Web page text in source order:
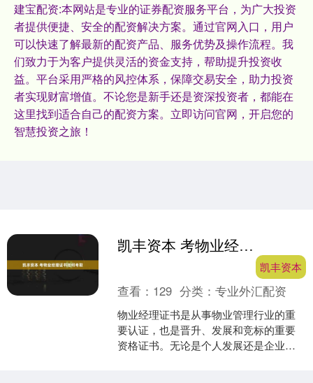
建宝配资:本网站是专业的证券配资服务平台，为广大投资
者提供便捷、安全的配资解决方案。通过官网入口，用户
可以快速了解最新的配资产品、服务优势及操作流程。我
们致力于为客户提供灵活的资金支持，帮助提升投资收
益。平台采用严格的风控体系，保障交易安全，助力投资
者实现财富增值。不论您是新手还是资深投资者，都能在
这里找到适合自己的配资方案。立即访问官网，开启您的
智慧投资之旅！
凯丰资本 考物业经理证书如何考取
凯丰资本
查看： 129 分类：专业外汇配资
物业经理证书是从事物业管理行业的重
要认证，也是晋升、发展和竞标的重要
资格证书。无论是个人发展还是企业经